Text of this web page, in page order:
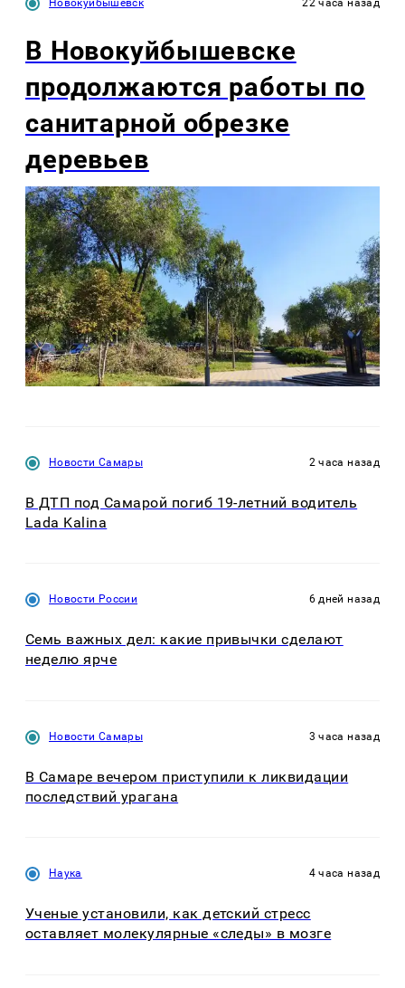
Новокуйбышевск 22 часа назад
В Новокуйбышевске
продолжаются работы по
санитарной обрезке
деревьев
Новости Самары 2 часа назад
В ДТП под Самарой погиб 19-летний водитель
Lada Kalina
Новости России 6 дней назад
Семь важных дел: какие привычки сделают
неделю ярче
Новости Самары 3 часа назад
В Самаре вечером приступили к ликвидации
последствий урагана
Наука 4 часа назад
Ученые установили, как детский стресс
оставляет молекулярные «следы» в мозге